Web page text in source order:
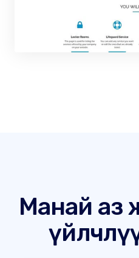
Манай аз